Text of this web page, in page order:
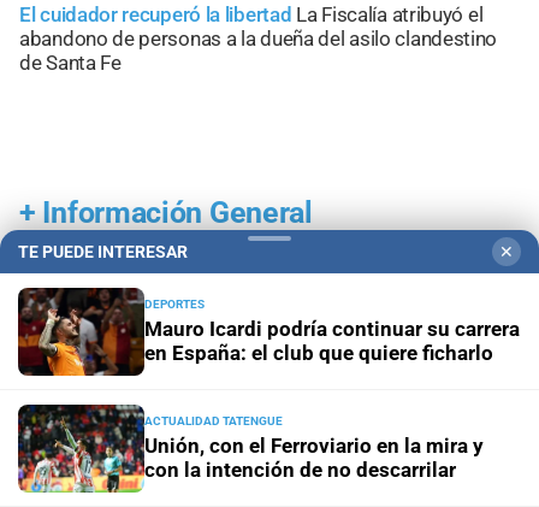
El cuidador recuperó la libertad La Fiscalía atribuyó el
abandono de personas a la dueña del asilo clandestino
de Santa Fe
+Información General
TE PUEDE INTERESAR ✕
DEPORTES
Mauro Icardi podría continuar su carrera
en España: el club que quiere ficharlo
ACTUALIDAD TATENGUE
Unión, con el Ferroviario en la mira y
con la intención de no descarrilar